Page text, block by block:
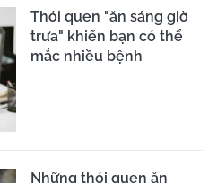
Thói quen "ăn sáng giờ
trưa" khiến bạn có thể
mắc nhiều bệnh
Những thói quen ăn